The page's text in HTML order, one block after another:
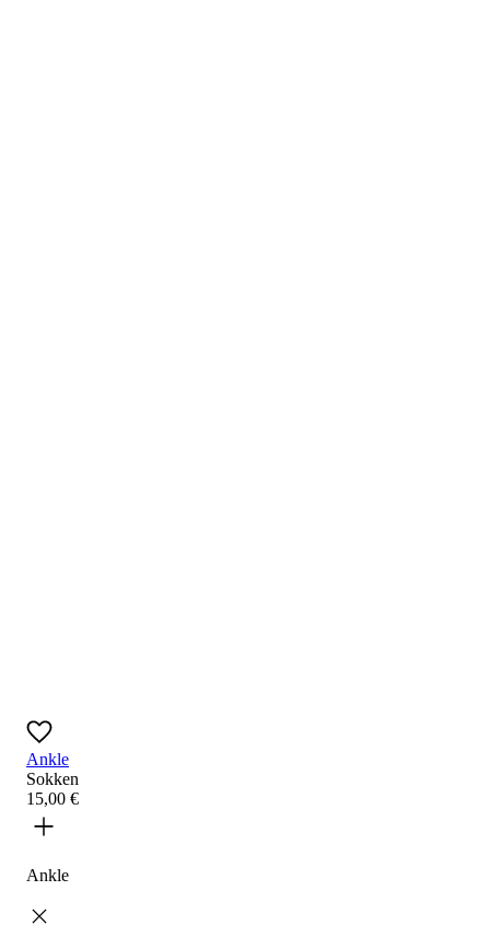
Ankle
Sokken
15,00 €
Ankle